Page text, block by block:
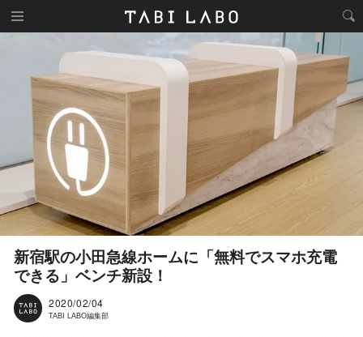
新宿駅の小田急線ホームに「無料でスマホ充電
できる」ベンチ新設！
2020/02/04
TABI LABO編集部